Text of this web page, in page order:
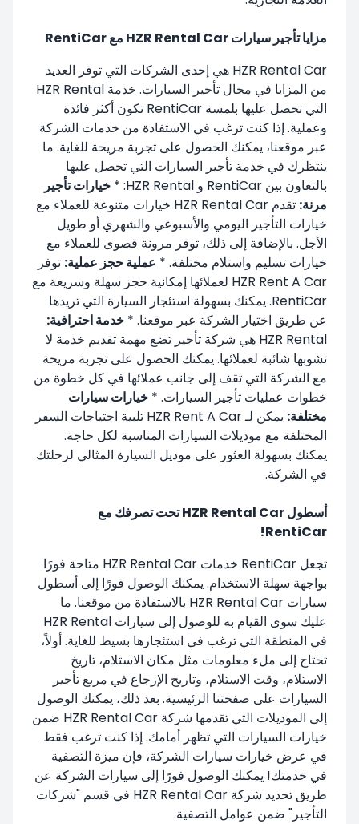
مزايا تأجير سيارات HZR Rental Car مع RentiCar
HZR Rental Car هي إحدى الشركات التي توفر العديد
من المزايا في مجال تأجير السيارات. خدمة HZR Rental
التي تحصل عليها بلمسة RentiCar تكون أكثر فائدة
وعملية. إذا كنت ترغب في الاستفادة من خدمات الشركة
عبر موقعنا، يمكنك الحصول على تجربة مريحة للغاية. ما
ينتظرك في خدمة تأجير السيارات التي تحصل عليها
بالتعاون بين RentiCar و HZR Rental: *
خيارات تأجير
مرنة:
تقدم HZR Rental Car خيارات متنوعة للعملاء مع
خيارات التأجير اليومي والأسبوعي والشهري أو طويل
الأجل. بالإضافة إلى ذلك، توفر مرونة قصوى للعملاء مع
خيارات تسليم واستلام مختلفة. * عملية حجز عملية: توفر
HZR Rent A Car لعملائها إمكانية حجز سهلة وسريعة مع
RentiCar. يمكنك بسهولة استئجار السيارة التي تريدها
عن طريق اختيار الشركة عبر موقعنا. * خدمة احترافية:
HZR Rental هي شركة تأجير تضع مهمة تقديم خدمة لا
تشوبها شائبة لعملائها. يمكنك الحصول على تجربة مريحة
مع الشركة التي تقف إلى جانب عملائها في كل خطوة من
خطوات عمليات تأجير السيارات. * خيارات سيارات
مختلفة:
يمكن لـ HZR Rent A Car تلبية احتياجات السفر
المختلفة مع موديلات السيارات المناسبة لكل حاجة.
يمكنك بسهولة العثور على موديل السيارة المثالي لرحلتك
في الشركة.
أسطول HZR Rental Car تحت تصرفك مع
RentiCar!
تجعل RentiCar خدمات HZR Rental Car متاحة فورًا
بواجهة سهلة الاستخدام. يمكنك الوصول فورًا إلى أسطول
سيارات HZR Rental Car بالاستفادة من موقعنا. ما
عليك سوى القيام به للوصول إلى سيارات HZR Rental
في المنطقة التي ترغب في استئجارها بسيط للغاية. أولاً،
تحتاج إلى ملء معلومات مثل مكان الاستلام، تاريخ
الاستلام، وقت الاستلام، وتاريخ الإرجاع في مربع تأجير
السيارات على صفحتنا الرئيسية. بعد ذلك، يمكنك الوصول
إلى الموديلات التي تقدمها شركة HZR Rental Car ضمن
خيارات السيارات التي تظهر أمامك. إذا كنت ترغب فقط
في عرض خيارات سيارات الشركة، فإن ميزة التصفية
في خدمتك! يمكنك الوصول فورًا إلى سيارات الشركة عن
طريق تحديد شركة HZR Rental Car في قسم "شركات
التأجير" ضمن عوامل التصفية.